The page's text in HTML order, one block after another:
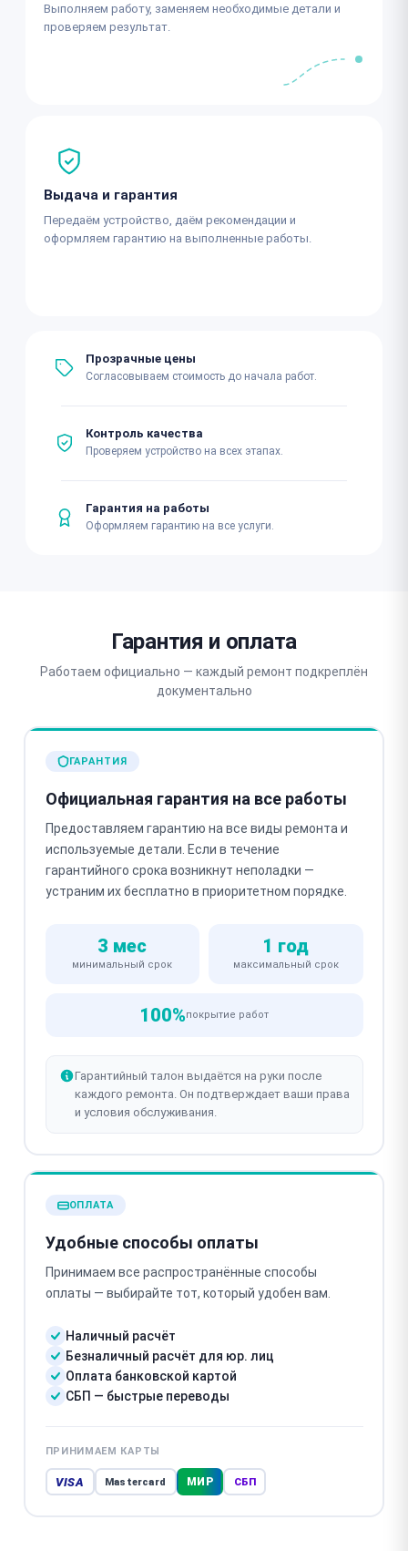
Выполняем работу, заменяем необходимые детали и
проверяем результат.
Выдача и гарантия
Передаём устройство, даём рекомендации и
оформляем гарантию на выполненные работы.
Прозрачные цены
Согласовываем стоимость до начала работ.
Контроль качества
Проверяем устройство на всех этапах.
Гарантия на работы
Оформляем гарантию на все услуги.
Гарантия и оплата
Работаем официально — каждый ремонт подкреплён
документально
ГАРАНТИЯ
Официальная гарантия на все работы
Предоставляем гарантию на все виды ремонта и
используемые детали. Если в течение
гарантийного срока возникнут неполадки —
устраним их бесплатно в приоритетном порядке.
3 мес
минимальный срок
1 год
максимальный срок
100%покрытие работ
Гарантийный талон выдаётся на руки после
каждого ремонта. Он подтверждает ваши права
и условия обслуживания.
ОПЛАТА
Удобные способы оплаты
Принимаем все распространённые способы
оплаты — выбирайте тот, который удобен вам.
Наличный расчёт
Безналичный расчёт для юр. лиц
Оплата банковской картой
СБП — быстрые переводы
ПРИНИМАЕМ КАРТЫ
VISA Mastercard МИР СБП